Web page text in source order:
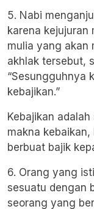
5. Nabi
karena kejujuran
mulia yang akan
akhlak tersebut,
“Sesungguhnya
kebajikan.”
Kebajikan
makna
berbuat bajik
6. Orang yang
sesuatu dengan
seorang yang